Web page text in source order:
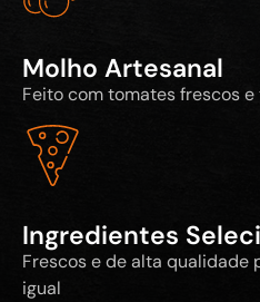
Molho Artesanal
Feito com tomates frescos
Ingredientes
Frescos e de alta qualidade
igual